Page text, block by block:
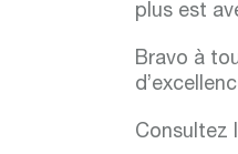
plus est
Bravo à
Consultez